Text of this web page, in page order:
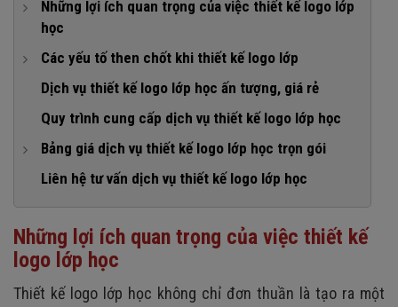
Những lợi ích quan trọng của việc thiết kế logo lớp
học
1. Gắn kết thành viên, xây dựng tinh thần đoàn kết
2. Khẳng định bản sắc lớp học
3. Tạo điểm nhấn cho các sản phẩm lớp học
4. Ghi dấu ấn kỷ niệm đẹp của tuổi học trò
Các yếu tố then chốt khi thiết kế logo lớp
1. Ý tưởng và thông điệp rõ ràng
2. Tính đơn giản và dễ nhận diện
3. Màu sắc logo
4. Font chữ
Dịch vụ thiết kế logo lớp học ấn tượng, giá rẻ
Quy trình cung cấp dịch vụ thiết kế logo lớp học
Bảng giá dịch vụ thiết kế logo lớp học trọn gói
1. Dịch vụ thiết kế logo lớp giá rẻ
2. Dịch vụ thiết kế logo lớp học cơ bản
3. Dịch vụ thiết kế logo lớp học cao cấp
Liên hệ tư vấn dịch vụ thiết kế logo lớp học
Những lợi ích quan trọng của việc thiết kế
logo lớp học
Thiết kế logo lớp học không chỉ đơn thuần là tạo ra một